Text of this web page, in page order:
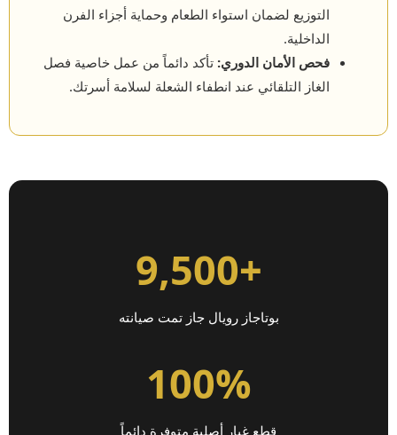
التوزيع لضمان استواء الطعام وحماية أجزاء الفرن
الداخلية.
فحص الأمان الدوري: تأكد دائماً من عمل خاصية فصل
الغاز التلقائي عند انطفاء الشعلة لسلامة أسرتك.
+9,500
بوتاجاز رويال جاز تمت صيانته
100%
قطع غيار أصلية متوفرة دائماً